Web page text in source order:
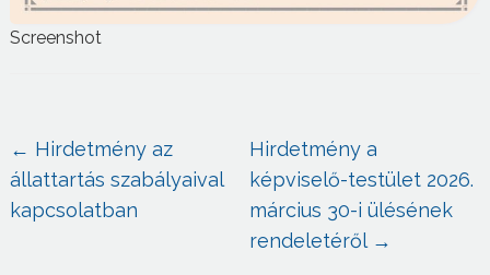
Screenshot
← Hirdetmény az
állattartás szabályaival
kapcsolatban
Hirdetmény a
képviselő-testület 2026.
március 30-i ülésének
rendeletéről →